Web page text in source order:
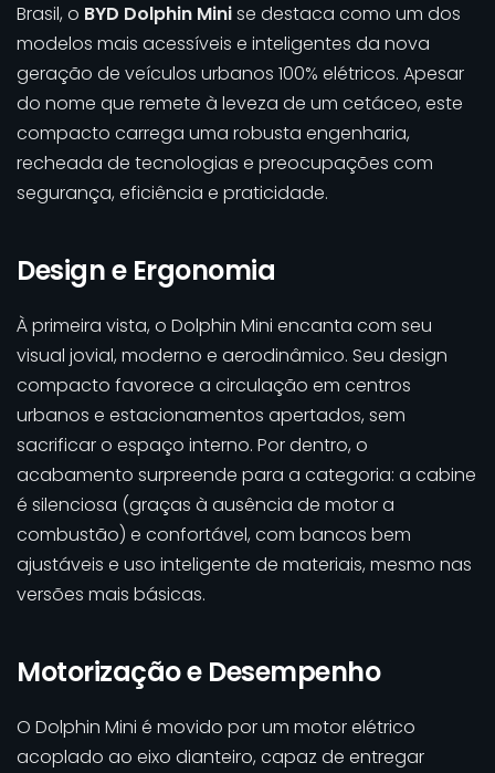
Brasil, o BYD Dolphin Minise destaca como um dos
modelos mais acessíveis e inteligentes da nova
geração de veículos urbanos 100% elétricos. Apesar
do nome que remete à leveza de um cetáceo, este
compacto carrega uma robusta engenharia,
recheada de tecnologias e preocupações com
segurança, eficiência e praticidade.
Design e Ergonomia
À primeira vista, o Dolphin Mini encanta com seu
visual jovial, moderno e aerodinâmico. Seu design
compacto favorece a circulação em centros
urbanos e estacionamentos apertados, sem
sacrificar o espaço interno. Por dentro, o
acabamento surpreende para a categoria: a cabine
é silenciosa (graças à ausência de motor a
combustão) e confortável, com bancos bem
ajustáveis e uso inteligente de materiais, mesmo nas
versões mais básicas.
Motorização e Desempenho
O Dolphin Mini é movido por um motor elétrico
acoplado ao eixo dianteiro, capaz de entregar